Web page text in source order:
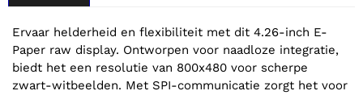
Ervaar helderheid en flexibiliteit met dit 4.26-inch E-
Paper raw display. Ontworpen voor naadloze integratie,
biedt het een resolutie van 800x480 voor scherpe
zwart-witbeelden. Met SPI-communicatie zorgt het voor